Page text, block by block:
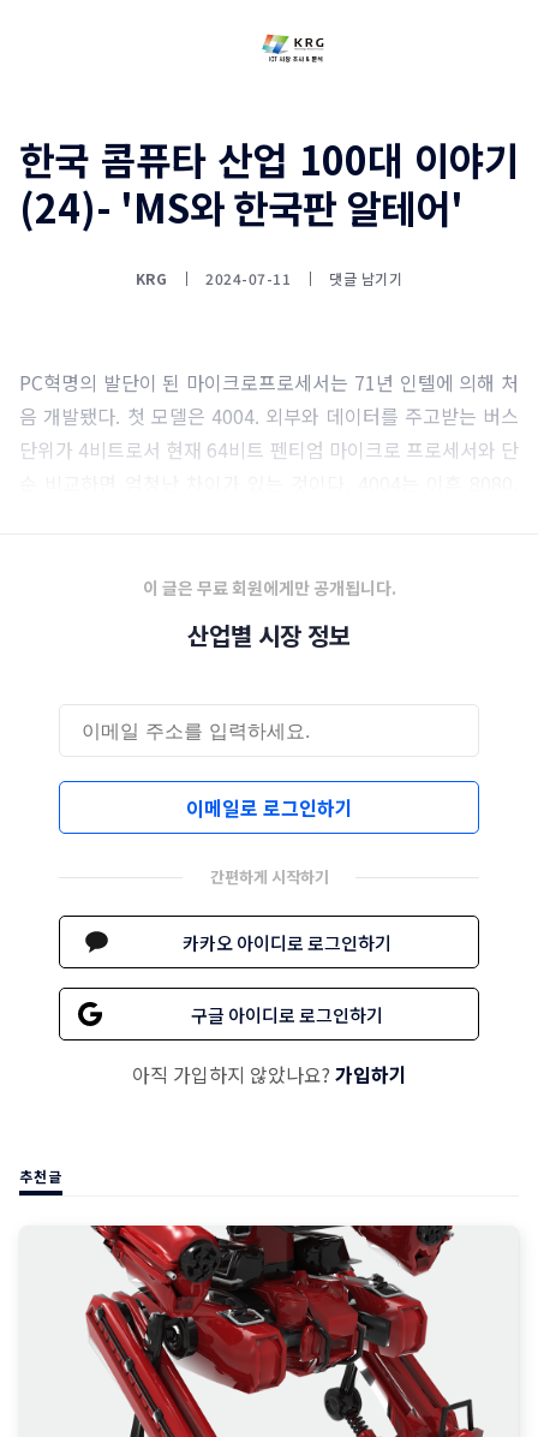
한국 콤퓨타 산업 100대 이야기
(24)- 'MS와 한국판 알테어'
KRG 2024-07-11 댓글 남기기
PC혁명의 발단이 된 마이크로프로세서는 71년 인텔에 의해 처
음 개발됐다. 첫 모델은 4004. 외부와 데이터를 주고받는 버스
단위가 4비트로서 현재 64비트 펜티엄 마이크로 프로세서와 단
이 글은 무료 회원에게만 공개됩니다.
산업별 시장 정보
이메일로 로그인하기
간편하게 시작하기
카카오 아이디로 로그인하기
구글 아이디로 로그인하기
아직 가입하지 않았나요? 가입하기
추천글